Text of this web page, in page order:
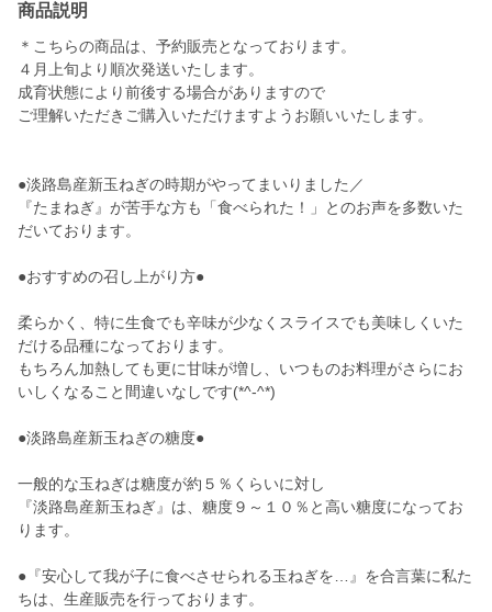
商品説明
＊こちらの商品は、予約販売となっております。
４月上旬より順次発送いたします。
成育状態により前後する場合がありますので
ご理解いただきご購入いただけますようお願いいたします。
●淡路島産新玉ねぎの時期がやってまいりました／
『たまねぎ』が苦手な方も「食べられた！」とのお声を多数いた
だいております。
●おすすめの召し上がり方●
柔らかく、特に生食でも辛味が少なくスライスでも美味しくいた
だける品種になっております。
もちろん加熱しても更に甘味が増し、いつものお料理がさらにお
いしくなること間違いなしです(*^-^*)
●淡路島産新玉ねぎの糖度●
一般的な玉ねぎは糖度が約５％くらいに対し
『淡路島産新玉ねぎ』は、糖度９～１０％と高い糖度になってお
ります。
●『安心して我が子に食べさせられる玉ねぎを…』を合言葉に私た
ちは、生産販売を行っております。